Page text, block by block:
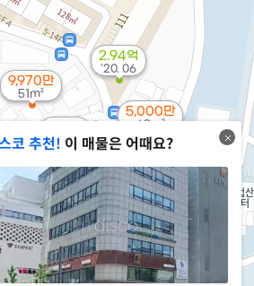
5,000만
63m²
9,970만
51m²
2.78억
'24. 05
'22. 10
2.94억
'20. 06
코 추천! 이 매물은 어때요?